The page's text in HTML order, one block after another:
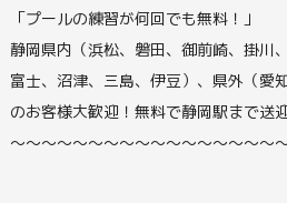
「プールの練習が何回でも無料！」
静岡県内（浜松、磐田、御前崎、掛川
富士、沼津、三島、伊豆）、県外（愛
のお客様大歓迎！無料で静岡駅まで送
〜〜〜〜〜〜〜〜〜〜〜〜〜〜〜〜〜